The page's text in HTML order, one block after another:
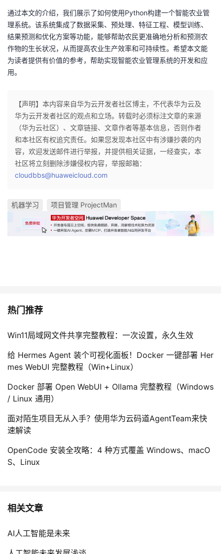
通过本文的介绍，我们展示了如何使用Python构建一个智能农业管
理系统。该系统集成了数据采集、预处理、特征工程、模型训练、
结果预测和优化方案等功能，能够帮助农民更准确地分析和预测农
作物的生长状况，从而提高农业生产效率和可持续性。希望本文能
为读者提供有价值的参考，帮助实现智能农业管理系统的开发和应
用。
【声明】本内容来自华为云开发者社区博主，不代表华为云及
华为云开发者社区的观点和立场。转载时必须标注文章的来源
（华为云社区）、文章链接、文章作者等基本信息，否则作者
和本社区有权追究责任。如果您发现本社区中有涉嫌抄袭的内
容，欢迎发送邮件进行举报，并提供相关证据，一经查实，本
社区将立刻删除涉嫌侵权内容，举报邮箱：
cloudbbs@huaweicloud.com
机器学习 项目管理 ProjectMan
热门推荐
Win11局域网文件共享完整教程：一次设置，永久生效
给 Hermes Agent 装个可视化面板！Docker 一键部署 Her
mes WebUI 完整教程（Win+Linux）
Docker 部署 Open WebUI + Ollama 完整教程（Windows
/ Linux 通用）
面对陌生项目无从入手？使用华为云码道AgentTeam来快
速解读
OpenCode 安装全攻略：4 种方式覆盖 Windows、macO
S、Linux
相关文章
AI人工智能是未来